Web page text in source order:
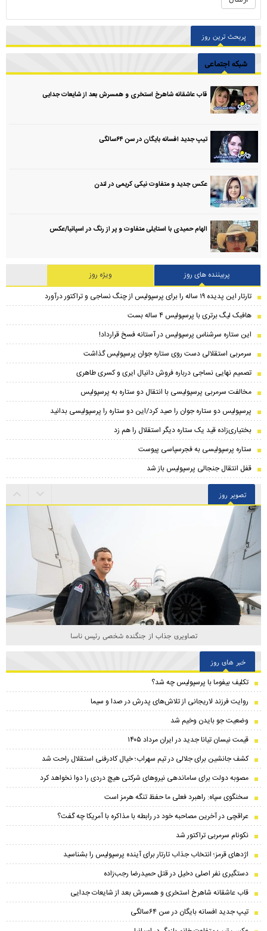
پربحث ترین روز
شبکه اجتماعی
قاب عاشقانه شاهرخ استخری و همسرش بعد از شایعات جدایی
تیپ جدید افسانه بایگان در سن ۶۴سالگی
عکس جدید و متفاوت نیکی کریمی در لندن
الهام حمیدی با استایلی متفاوت و پر از رنگ در اسپانیا/عکس
پربیننده های روز
ویژه روز
تارتار این پدیده ۱۹ ساله را برای پرسپولیس از چنگ نساجی و تراکتور درآورد
هافبک لیگ برتری با پرسپولیس ۴ ساله بست
این ستاره سرشناس پرسپولیس در آستانه فسخ قرارداد!
سرمربی استقلالی دست روی ستاره جوان پرسپولیس گذاشت
تصمیم نهایی نساجی درباره فروش دانیال ایری و کسری طاهری
مخالفت سرمربی پرسپولیسی با انتقال دو ستاره به پرسپولیس
پرسپولیس دو ستاره جوان را صید کرد/این دو ستاره را پرسپولیسی بدانید
بختیاری‌زاده قید یک ستاره دیگر استقلال را هم زد
ستاره پرسپولیسی به فجرسپاسی پیوست
قفل انتقال جنجالی پرسپولیس باز شد
تصویر روز
تصاویری جذاب از جنگنده شخصی رئیس ناسا
خبر های روز
تکلیف بیفوما با پرسپولیس چه شد؟
روایت فرزند لاریجانی از تلاش‌های پدرش در صدا و سیما
وضعیت جو بایدن وخیم شد
قیمت نیسان تیانا جدید در ایران مرداد ۱۴۰۵
کشف جانشین برای جلالی در تیم سهراب؛ خیال کادرفنی استقلال راحت شد
مصوبه دولت برای ساماندهی نیروهای شرکتی هیچ دردی را دوا نخواهد کرد
سخنگوی سپاه: راهبرد فعلی ما حفظ تنگه هرمز است
عراقچی در آخرین مصاحبه خود در رابطه با مذاکره با آمریکا چه گفت؟
نکونام سرمربی تراکتور شد
اژدهای قرمز؛ انتخاب جذاب تارتار برای آینده پرسپولیس را بشناسید
دستگیری نفر اصلی دخیل در قتل حمیدرضا رجب‌زاده
قاب عاشقانه شاهرخ استخری و همسرش بعد از شایعات جدایی
تیپ جدید افسانه بایگان در سن ۶۴سالگی